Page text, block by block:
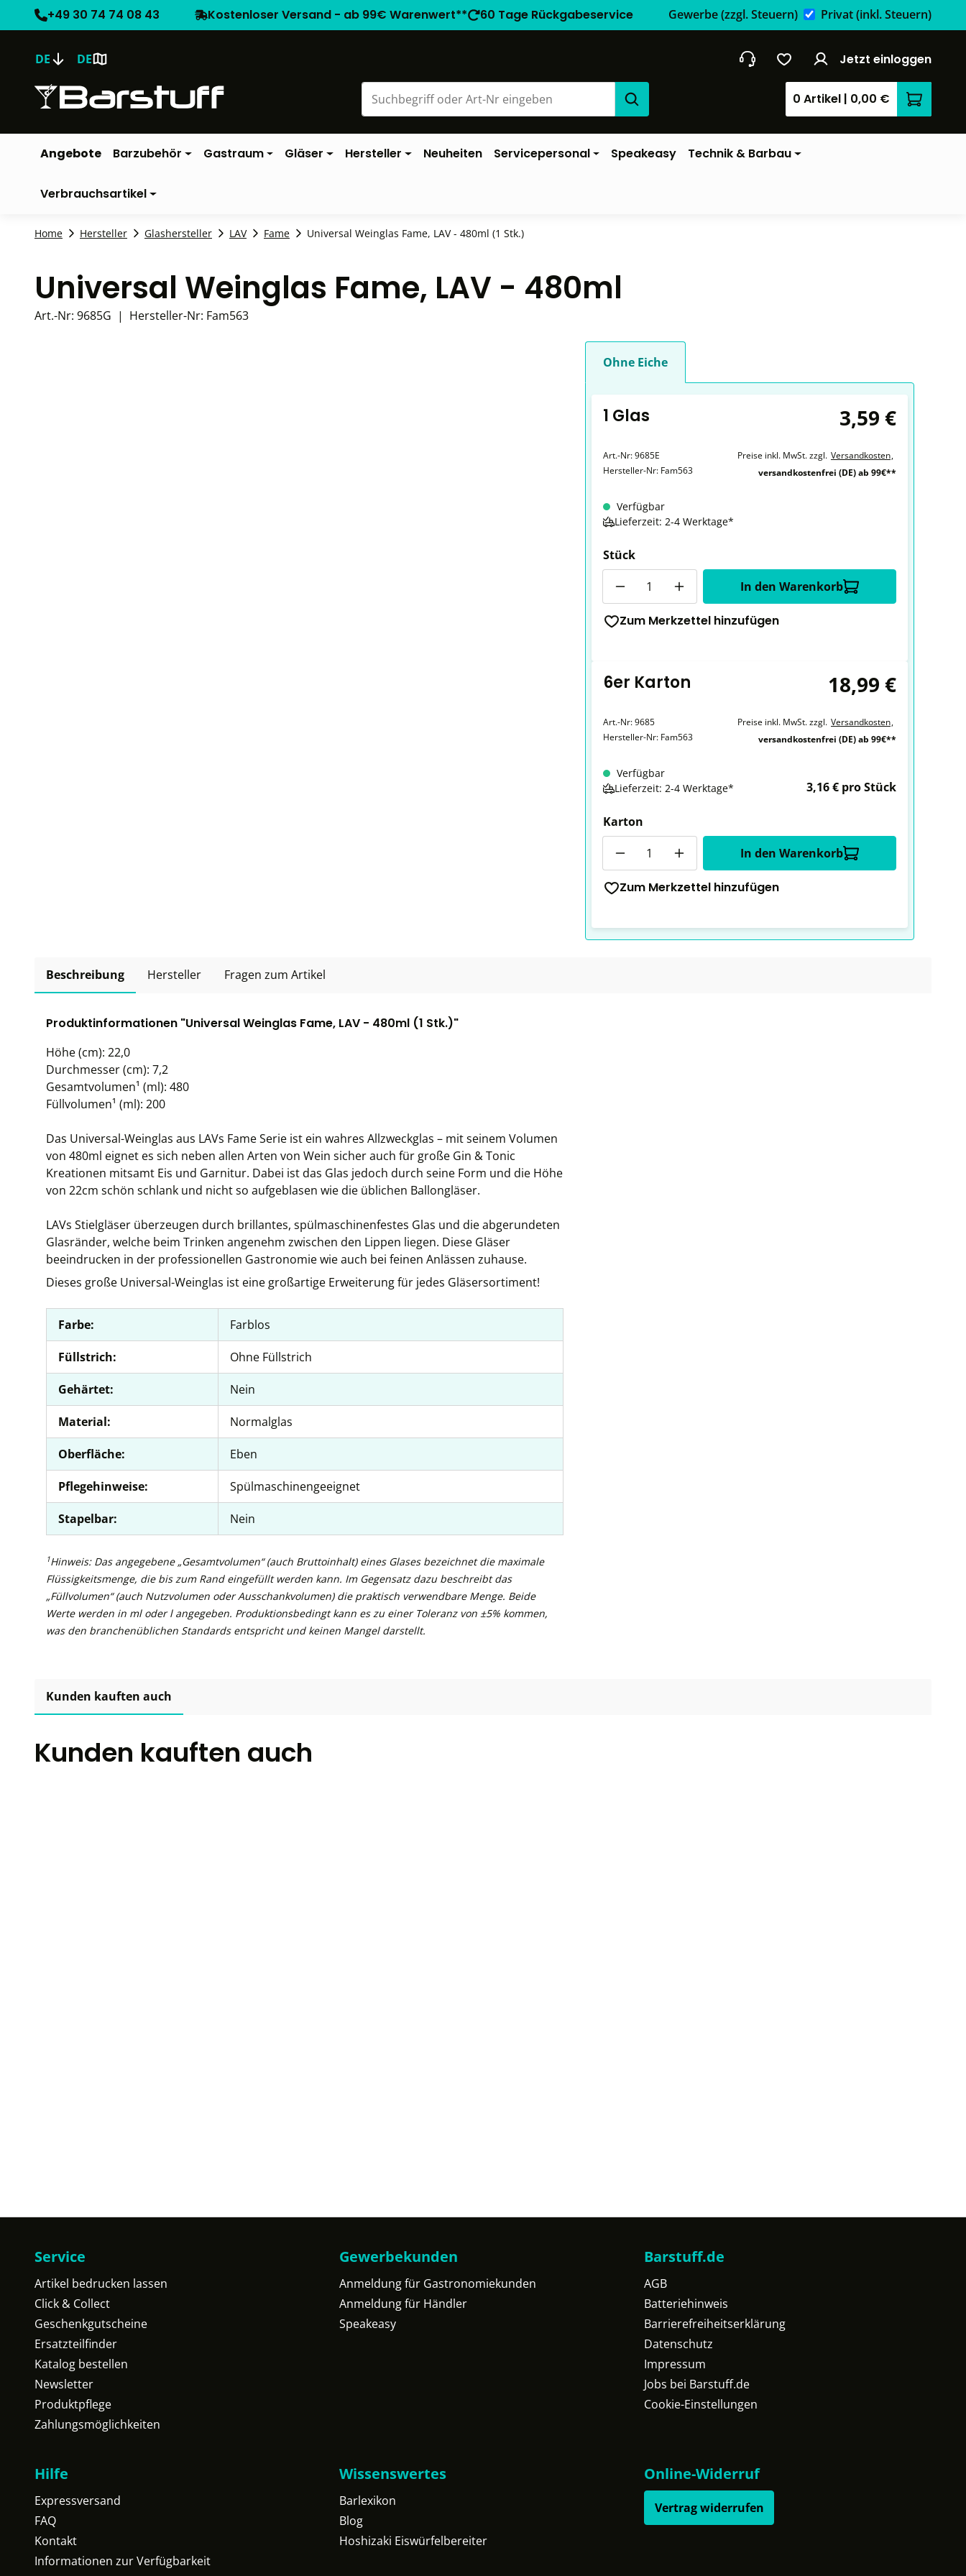
+49 30 74 74 08 43 Kostenloser Versand - ab 99€ Warenwert** 60 Tage Rückgabeservice Gewerbe(zzgl. Steuern) Privat(inkl. Steuern)
DE DE Jetzt einloggen
0 Artikel | 0,00 €
Angebote Barzubehör Gastraum Gläser Hersteller Neuheiten Servicepersonal Speakeasy Technik & Barbau
Verbrauchsartikel
Home Hersteller Glashersteller LAV Fame Universal Weinglas Fame, LAV - 480ml (1 Stk.)
Universal Weinglas Fame, LAV - 480ml
Art.-Nr: 9685G | Hersteller-Nr: Fam563
Ohne Eiche
1 Glas 3,59 €
Art.-Nr:9685E
Hersteller-Nr: Fam563
Preise inkl. MwSt. zzgl. Versandkosten,
versandkostenfrei (DE) ab 99€**
Verfügbar
Lieferzeit: 2-4 Werktage*
Stück
In den Warenkorb
Zum Merkzettel hinzufügen
6er Karton 18,99 €
Art.-Nr:9685
Hersteller-Nr: Fam563
Preise inkl. MwSt. zzgl. Versandkosten,
versandkostenfrei (DE) ab 99€**
Verfügbar
Lieferzeit: 2-4 Werktage*
3,16 € pro Stück
Karton
In den Warenkorb
Zum Merkzettel hinzufügen
Beschreibung Hersteller Fragen zum Artikel
Produktinformationen "Universal Weinglas Fame, LAV - 480ml (1 Stk.)"
Höhe (cm): 22,0
Durchmesser (cm): 7,2
Gesamtvolumen¹ (ml): 480
Füllvolumen¹ (ml): 200
Das Universal-Weinglas aus LAVs Fame Serie ist ein wahres Allzweckglas – mit seinem Volumen
von 480ml eignet es sich neben allen Arten von Wein sicher auch für große Gin & Tonic
Kreationen mitsamt Eis und Garnitur. Dabei ist das Glas jedoch durch seine Form und die Höhe
von 22cm schön schlank und nicht so aufgeblasen wie die üblichen Ballongläser.
LAVs Stielgläser überzeugen durch brillantes, spülmaschinenfestes Glas und die abgerundeten
Glasränder, welche beim Trinken angenehm zwischen den Lippen liegen. Diese Gläser
beeindrucken in der professionellen Gastronomie wie auch bei feinen Anlässen zuhause.
Dieses große Universal-Weinglas ist eine großartige Erweiterung für jedes Gläsersortiment!
Farbe: Farblos
Füllstrich: Ohne Füllstrich
Gehärtet: Nein
Material: Normalglas
Oberfläche: Eben
Pflegehinweise: Spülmaschinengeeignet
Stapelbar: Nein
1Hinweis: Das angegebene „Gesamtvolumen“ (auch Bruttoinhalt) eines Glases bezeichnet die maximale
Flüssigkeitsmenge, die bis zum Rand eingefüllt werden kann. Im Gegensatz dazu beschreibt das
„Füllvolumen“ (auch Nutzvolumen oder Ausschankvolumen) die praktisch verwendbare Menge. Beide
Werte werden in ml oder l angegeben. Produktionsbedingt kann es zu einer Toleranz von ±5% kommen,
was den branchenüblichen Standards entspricht und keinen Mangel darstellt.
Kunden kauften auch
Kunden kauften auch
Service
Artikel bedrucken lassen
Click & Collect
Geschenkgutscheine
Ersatzteilfinder
Katalog bestellen
Newsletter
Produktpflege
Zahlungsmöglichkeiten
Gewerbekunden
Anmeldung für Gastronomiekunden
Anmeldung für Händler
Speakeasy
Barstuff.de
AGB
Batteriehinweis
Barrierefreiheitserklärung
Datenschutz
Impressum
Jobs bei Barstuff.de
Cookie-Einstellungen
Hilfe
Expressversand
FAQ
Kontakt
Informationen zur Verfügbarkeit
Wissenswertes
Barlexikon
Blog
Hoshizaki Eiswürfelbereiter
Online-Widerruf
Vertrag widerrufen